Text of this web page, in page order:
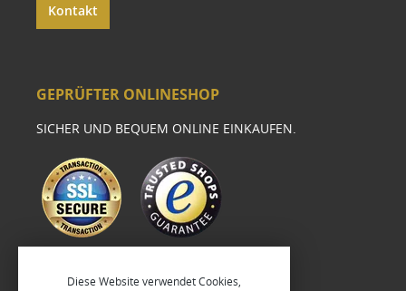
Kontakt
GEPRÜFTER ONLINESHOP
SICHER UND BEQUEM ONLINE EINKAUFEN.
Diese Website verwendet Cookies,